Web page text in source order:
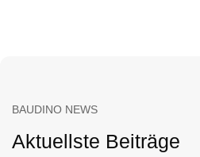
BAUDINO NEWS
Aktuellste Beiträge